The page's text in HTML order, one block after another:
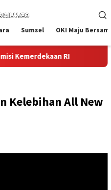
Sumsel OKI Maju
Bumi Siak Sri Indrapura:
Kelebihan All New